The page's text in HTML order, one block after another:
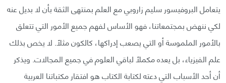
يتعامل البروفيسور سليم زاروبي مع العلم بمنتهى الثقة بأن لا بديل عنه
لكي ننهض بمجتمعاتنا، فهو الأساس لفهم جميع الأمور التي تتعلق
بالأمور الملموسة أو التي يصعب إدراكها، كالكون مثلًا. لا يخص بذلك
علم الفيزياء، بل يعده مكملًا لباقي العلوم في جميع المجالات. ويذكر
أن أحد الأسباب التي دعته لكتابة الكتاب هو افتقار مكتباتنا العربية